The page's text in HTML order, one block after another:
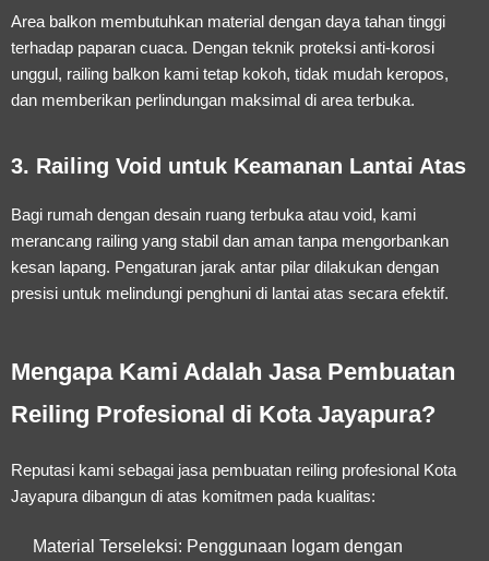
Area balkon membutuhkan material dengan daya tahan tinggi
terhadap paparan cuaca. Dengan teknik proteksi anti-korosi
unggul, railing balkon kami tetap kokoh, tidak mudah keropos,
dan memberikan perlindungan maksimal di area terbuka.
3. Railing Void untuk Keamanan Lantai Atas
Bagi rumah dengan desain ruang terbuka atau void, kami
merancang railing yang stabil dan aman tanpa mengorbankan
kesan lapang. Pengaturan jarak antar pilar dilakukan dengan
presisi untuk melindungi penghuni di lantai atas secara efektif.
Mengapa Kami Adalah Jasa Pembuatan
Reiling Profesional di Kota Jayapura?
Reputasi kami sebagai jasa pembuatan reiling profesional Kota
Jayapura dibangun di atas komitmen pada kualitas:
Material Terseleksi: Penggunaan logam dengan